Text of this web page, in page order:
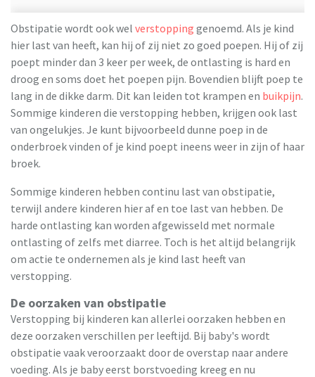
Obstipatie wordt ook wel verstopping genoemd. Als je kind
hier last van heeft, kan hij of zij niet zo goed poepen. Hij of zij
poept minder dan 3 keer per week, de ontlasting is hard en
droog en soms doet het poepen pijn. Bovendien blijft poep te
lang in de dikke darm. Dit kan leiden tot krampen en buikpijn.
Sommige kinderen die verstopping hebben, krijgen ook last
van ongelukjes. Je kunt bijvoorbeeld dunne poep in de
onderbroek vinden of je kind poept ineens weer in zijn of haar
broek.
Sommige kinderen hebben continu last van obstipatie,
terwijl andere kinderen hier af en toe last van hebben. De
harde ontlasting kan worden afgewisseld met normale
ontlasting of zelfs met diarree. Toch is het altijd belangrijk
om actie te ondernemen als je kind last heeft van
verstopping.
De oorzaken van obstipatie
Verstopping bij kinderen kan allerlei oorzaken hebben en
deze oorzaken verschillen per leeftijd. Bij baby's wordt
obstipatie vaak veroorzaakt door de overstap naar andere
voeding. Als je baby eerst borstvoeding kreeg en nu